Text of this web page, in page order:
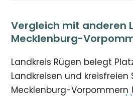
Vergleich mit anderen
Mecklenburg-
Landkreis Rügen belegt
Landkreisen und kreisfreien
Mecklenburg-Vorpommern